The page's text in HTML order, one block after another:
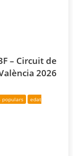
– Circuit de
2026
populars
edat